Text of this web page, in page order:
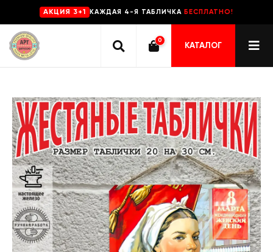
AKЦИЯ 3+1 КАЖДАЯ 4-Я ТАБЛИЧКА БЕСПЛАТНО!
0
КАТАЛОГ